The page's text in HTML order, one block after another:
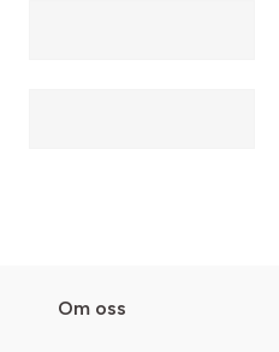
Om oss